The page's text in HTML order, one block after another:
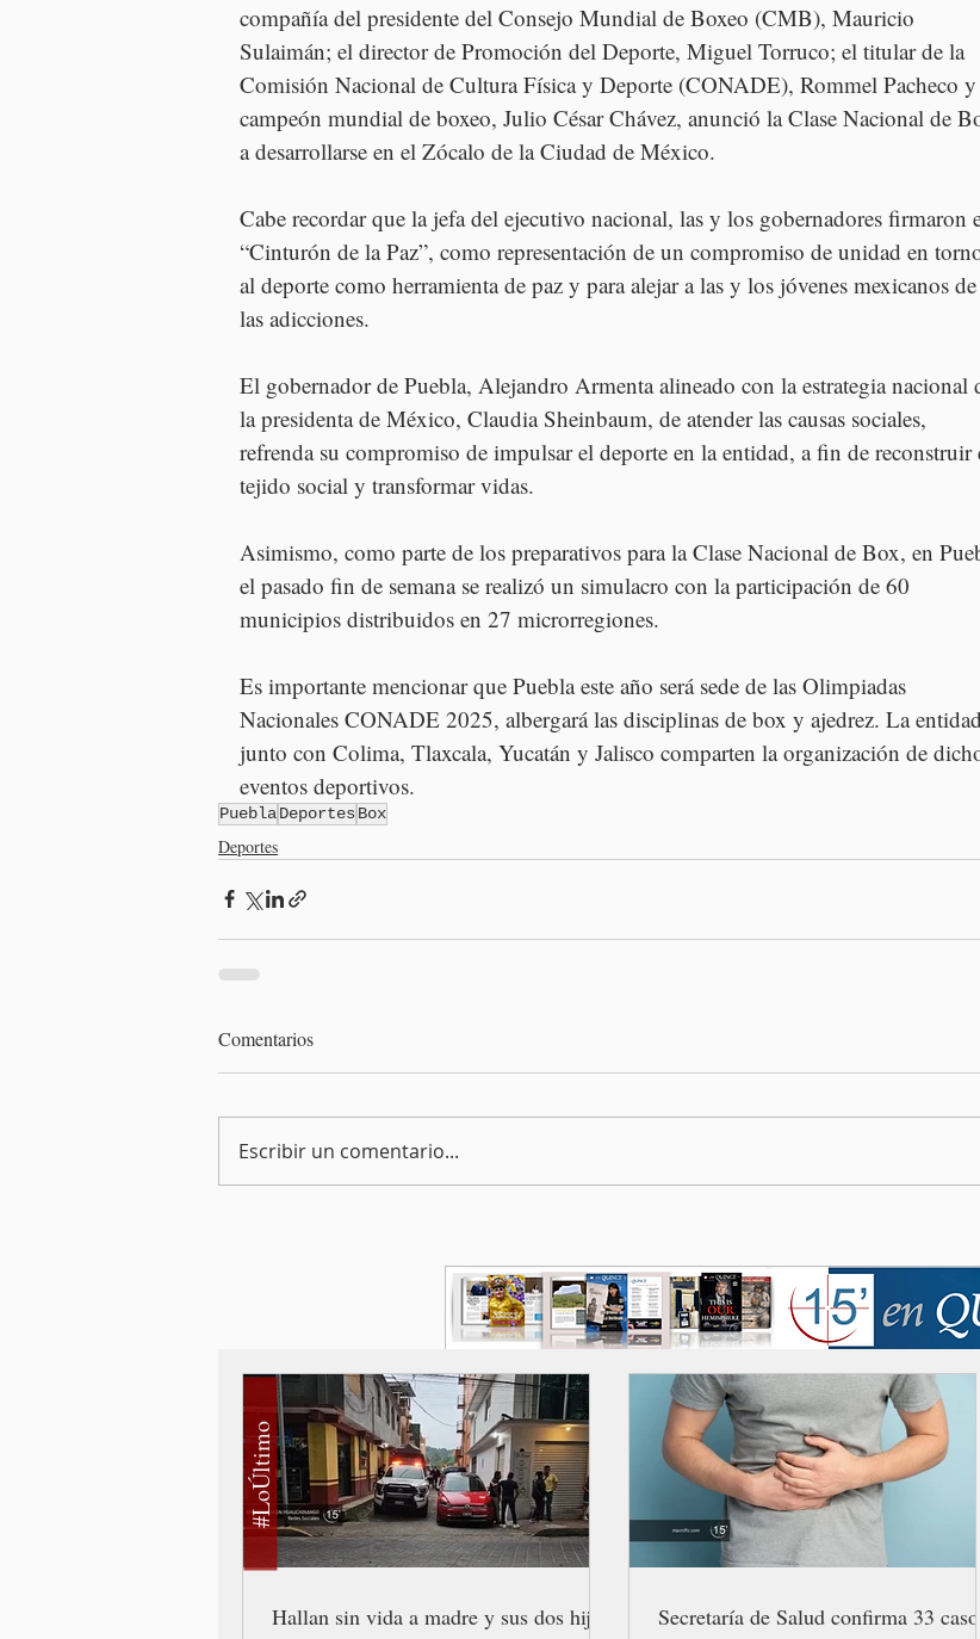
compañía del presidente del Consejo Mundial de Boxeo (CMB), Mauricio
Sulaimán; el director de Promoción del Deporte, Miguel Torruco; el titular de la
Comisión Nacional de Cultura Física y Deporte (CONADE), Rommel Pacheco y
campeón mundial de boxeo, Julio César Chávez, anunció la Clase Nacional de
a desarrollarse en el Zócalo de la Ciudad de México.
Cabe recordar que la jefa del ejecutivo nacional, las y los gobernadores firmaron
“Cinturón de la Paz”, como representación de un compromiso de unidad en
al deporte como herramienta de paz y para alejar a las y los jóvenes mexicanos de
las adicciones.
El gobernador de Puebla, Alejandro Armenta alineado con la estrategia nacional
la presidenta de México, Claudia Sheinbaum, de atender las causas sociales,
refrenda su compromiso de impulsar el deporte en la entidad, a fin de reconstruir
tejido social y transformar vidas.
Asimismo, como parte de los preparativos para la Clase Nacional de Box, en
el pasado fin de semana se realizó un simulacro con la participación de 60
municipios distribuidos en 27 microrregiones.
Es importante mencionar que Puebla este año será sede de las Olimpiadas
Nacionales CONADE 2025, albergará las disciplinas de box y ajedrez. La entidad
junto con Colima, Tlaxcala, Yucatán y Jalisco comparten la organización de
eventos deportivos.
PueblaDeportesBox
Deportes
Comentarios
Escribir un comentario...
Hallan sin vida a madre y sus dos hijos
Secretaría de Salud confirma 33 casos
#LoÚltimo